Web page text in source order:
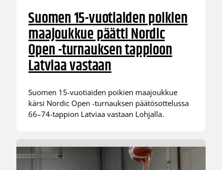
Suomen 15-vuotiaiden poikien
maajoukkue päätti Nordic
Open -turnauksen tappioon
Latviaa vastaan
Suomen 15-vuotiaiden poikien maajoukkue
kärsi Nordic Open -turnauksen päätösottelussa
66–74-tappion Latviaa vastaan Lohjalla.